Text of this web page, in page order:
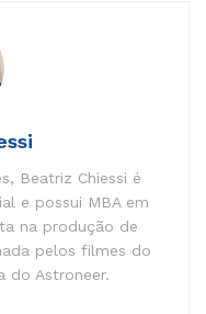
Beatriz Chiessi é
e possui MBA em
na produção de
pelos filmes do
do Astroneer.